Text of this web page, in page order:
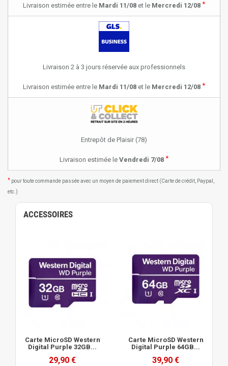
Livraison estimée entre le Mardi 11/08 et le Mercredi 12/08 *
Livraison 2 à 3 jours réservée aux professionnels
Livraison estimée entre le Mardi 11/08 et le Mercredi 12/08 *
Entrepôt de Plaisir (78)
Livraison estimée le Vendredi 7/08 *
* pour toute commande passée avec un moyen de paiement direct (Carte de crédit, Paypal,
etc.)
ACCESSOIRES
Carte MicroSD Western
Digital Purple 32GB...
29,90 €
Carte MicroSD Western
Digital Purple 64GB...
39,90 €